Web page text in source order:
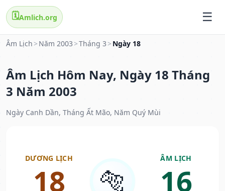
🗓️Amlich.org
Âm Lịch > Năm 2003 >Tháng 3 > Ngày 18
Âm Lịch Hôm Nay, Ngày 18 Tháng
3 Năm 2003
Ngày Canh Dần, Tháng Ất Mão, Năm Quý Mùi
DƯƠNG LỊCH
18 🐅
ÂM LỊCH
16